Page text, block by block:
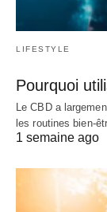
LIFESTYLE
Pourquoi
Le CBD a
les routines bien-
1 semaine ago